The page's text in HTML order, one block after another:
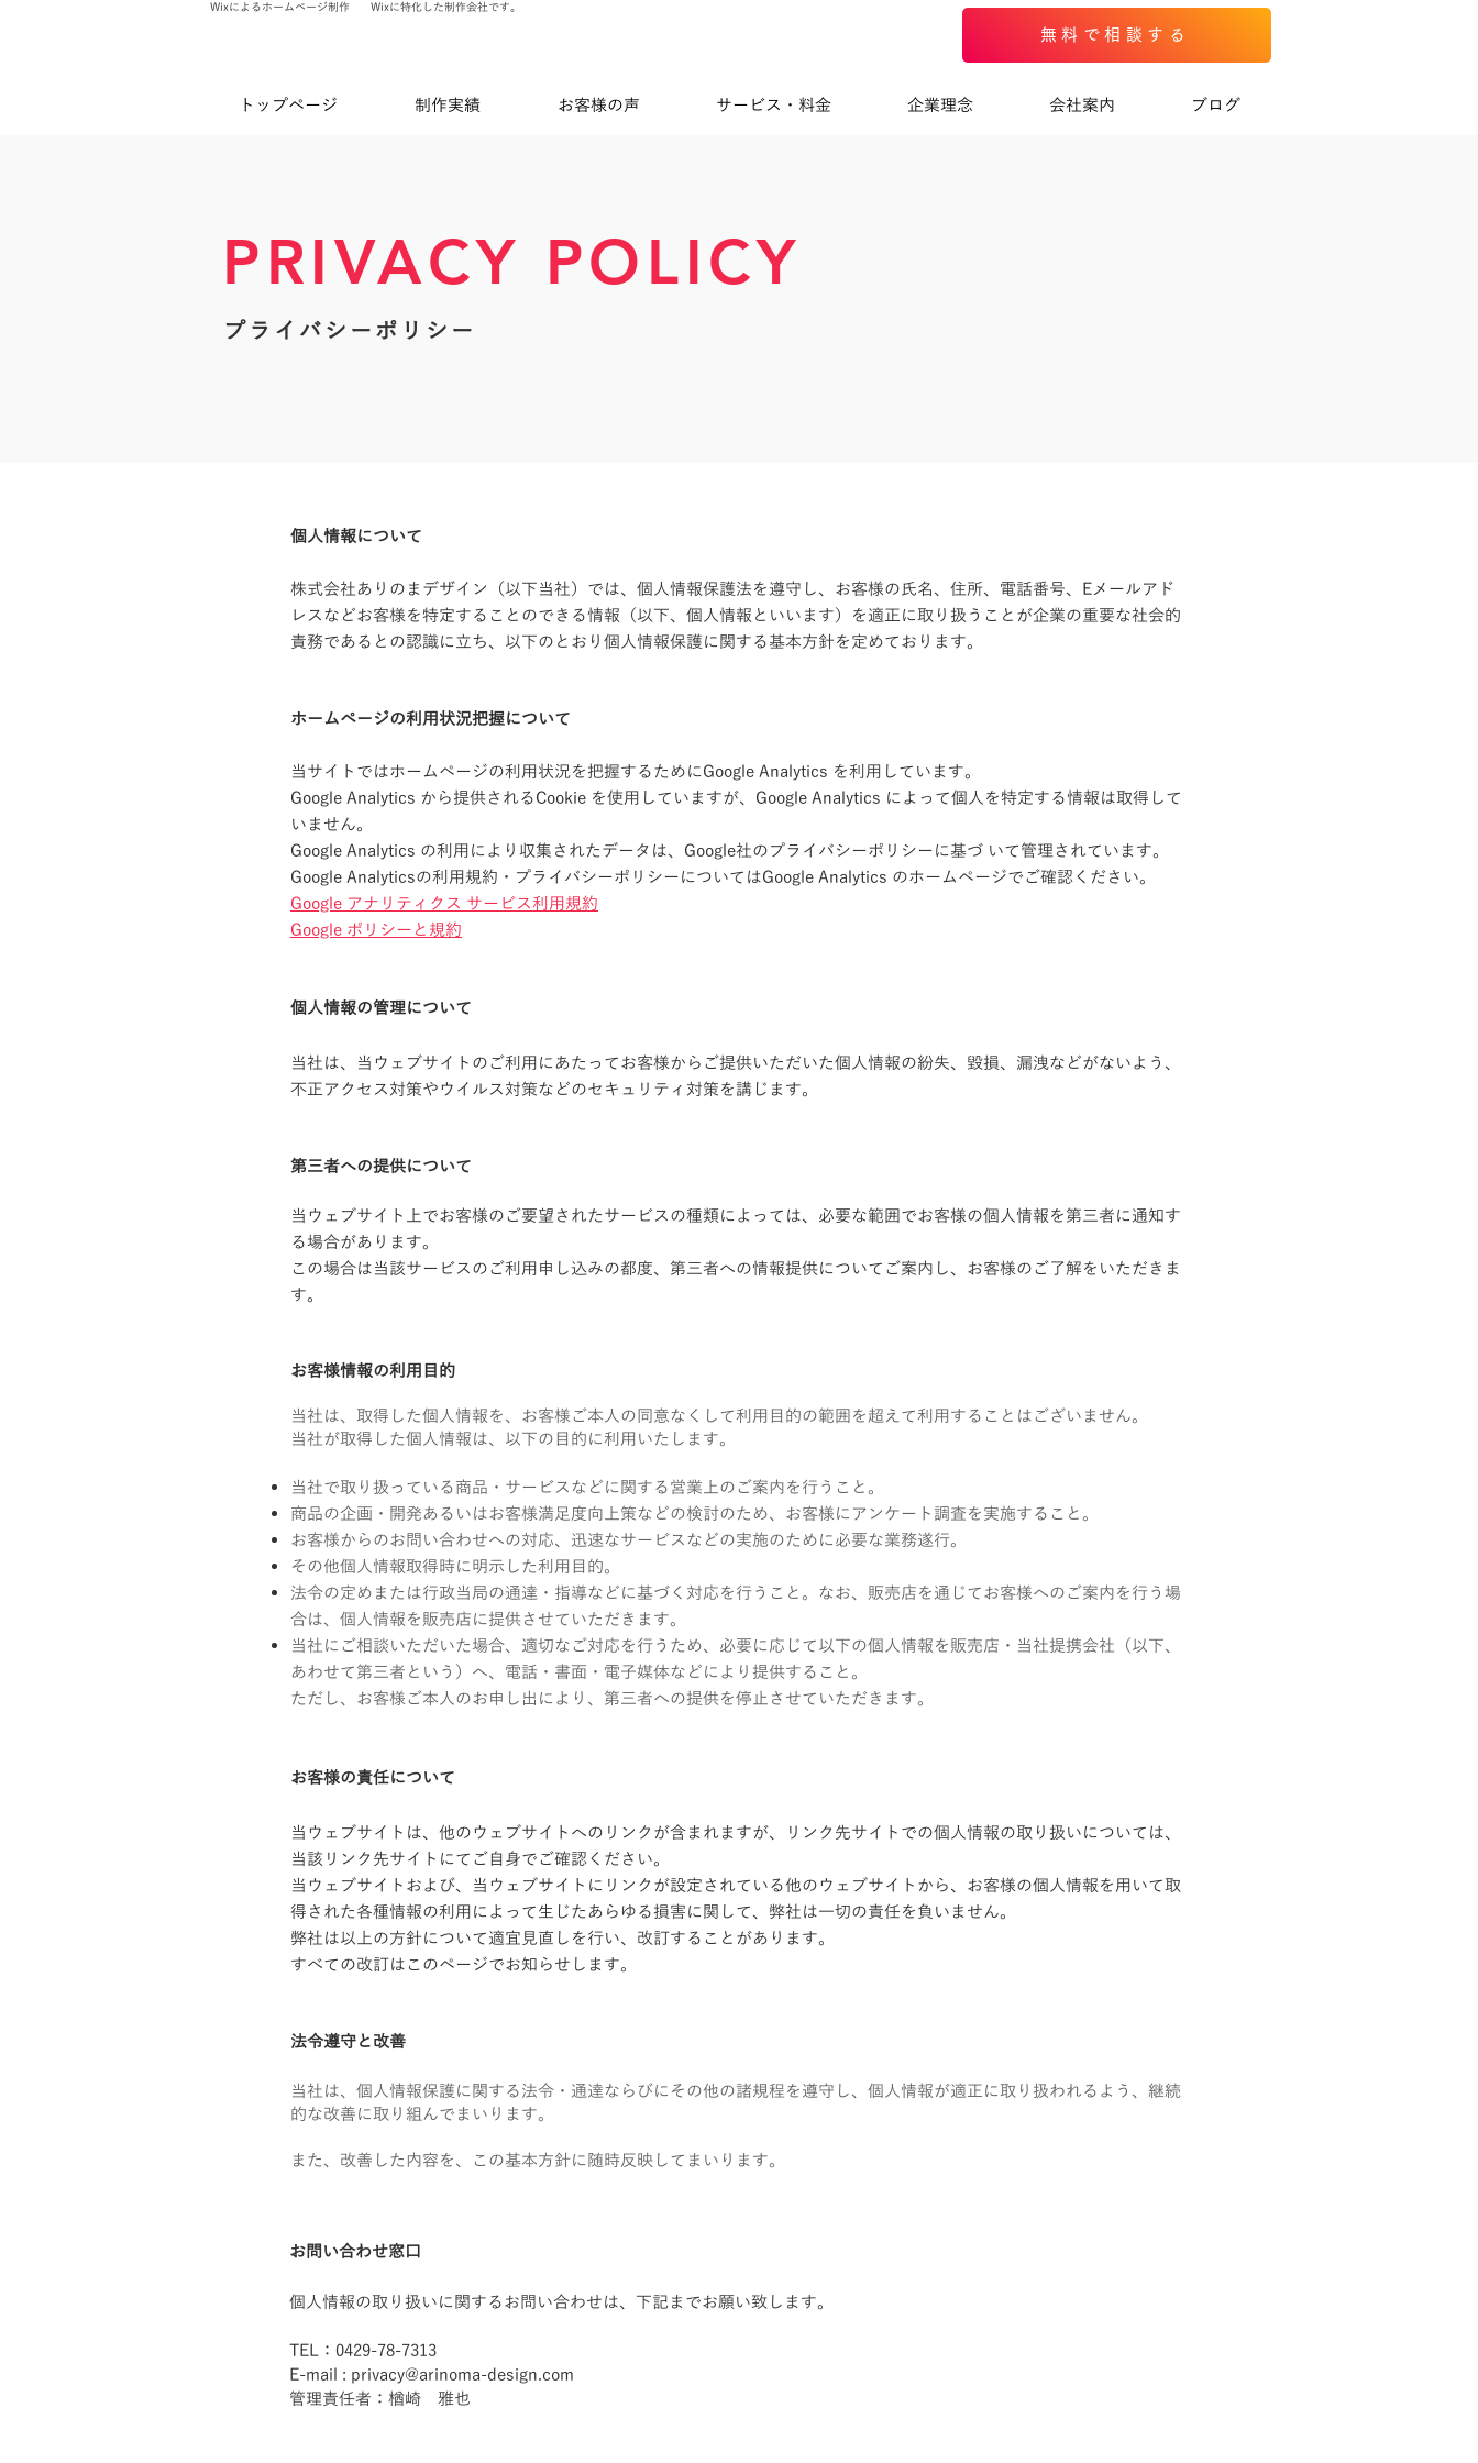
Wixによるホームページ制作 Wixに特化した制作会社です。
無料で相談する
トップページ 制作実績 お客様の声 サービス・料金 企業理念 会社案内 ブログ
PRIVACY POLICY
​プライバシーポリシー
個人情報について
株式会社ありのまデザイン（以下当社）では、個人情報保護法を遵守し、お客様の氏名、住所、電話番号、Eメールアド
レスなどお客様を特定することのできる情報（以下、個人情報といいます）を適正に取り扱うことが企業の重要な社会的
責務であるとの認識に立ち、以下のとおり個人情報保護に関する基本方針を定めております。
ホームページの利用状況把握について
当サイトではホームページの利用状況を把握するためにGoogle Analytics を利用しています。
Google Analytics から提供されるCookie を使用していますが、Google Analytics によって個人を特定する情報は取得して
いません。
Google Analytics の利用により収集されたデータは、Google社のプライバシーポリシーに基づ いて管理されています。
Google Analyticsの利用規約・プライバシーポリシーについてはGoogle Analytics のホームページでご確認ください。
Google アナリティクス サービス利用規約
Google ポリシーと規約
個人情報の管理について
当社は、当ウェブサイトのご利用にあたってお客様からご提供いただいた個人情報の紛失、毀損、漏洩などがないよう、
不正アクセス対策やウイルス対策などのセキュリティ対策を講じます。
​第三者への提供について
当ウェブサイト上でお客様のご要望されたサービスの種類によっては、必要な範囲でお客様の個人情報を第三者に通知す
る場合があります。
この場合は当該サービスのご利用申し込みの都度、第三者への情報提供についてご案内し、お客様のご了解をいただきま
す。
お客様情報の利用目的
当社は、取得した個人情報を、お客様ご本人の同意なくして利用目的の範囲を超えて利用することはございません。
当社が取得した個人情報は、以下の目的に利用いたします。
当社で取り扱っている商品・サービスなどに関する営業上のご案内を行うこと。
商品の企画・開発あるいはお客様満足度向上策などの検討のため、お客様にアンケート調査を実施すること。
お客様からのお問い合わせへの対応、迅速なサービスなどの実施のために必要な業務遂行。
その他個人情報取得時に明示した利用目的。
法令の定めまたは行政当局の通達・指導などに基づく対応を行うこと。なお、販売店を通じてお客様へのご案内を行う場
合は、個人情報を販売店に提供させていただきます。
当社にご相談いただいた場合、適切なご対応を行うため、必要に応じて以下の個人情報を販売店・当社提携会社（以下、
あわせて第三者という）へ、電話・書面・電子媒体などにより提供すること。
ただし、お客様ご本人のお申し出により、第三者への提供を停止させていただきます。
お客様の責任について
当ウェブサイトは、他のウェブサイトへのリンクが含まれますが、リンク先サイトでの個人情報の取り扱いについては、
当該リンク先サイトにてご自身でご確認ください。
当ウェブサイトおよび、当ウェブサイトにリンクが設定されている他のウェブサイトから、お客様の個人情報を用いて取
得された各種情報の利用によって生じたあらゆる損害に関して、弊社は一切の責任を負いません。
弊社は以上の方針について適宜見直しを行い、改訂することがあります。
すべての改訂はこのページでお知らせします。
法令遵守と改善
当社は、個人情報保護に関する法令・通達ならびにその他の諸規程を遵守し、個人情報が適正に取り扱われるよう、継続
的な改善に取り組んでまいります。
また、改善した内容を、この基本方針に随時反映してまいります。
お問い合わせ窓口
個人情報の取り扱いに関するお問い合わせは、下記までお願い致します。
TEL：0429-78-7313
E-mail : privacy@arinoma-design.com
管理責任者：楢崎 雅也